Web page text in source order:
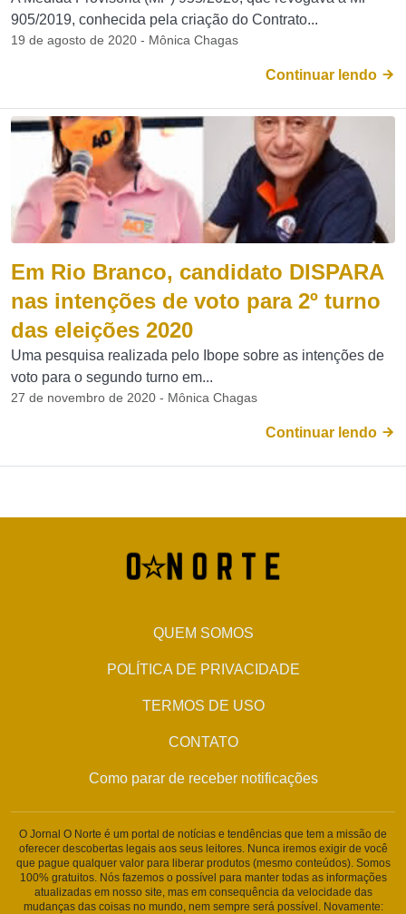
905/2019, conhecida pela criação do Contrato...
19 de agosto de 2020 - Mônica Chagas
Continuar lendo
Em Rio Branco, candidato DISPARA
nas intenções de voto para 2º turno
das eleições 2020
Uma pesquisa realizada pelo Ibope sobre as intenções de
voto para o segundo turno em...
27 de novembro de 2020 - Mônica Chagas
Continuar lendo
QUEM SOMOS
POLÍTICA DE PRIVACIDADE
TERMOS DE USO
CONTATO
Como parar de receber notificações
O Jornal O Norte é um portal de notícias e tendências que tem a missão de
oferecer descobertas legais aos seus leitores. Nunca iremos exigir de você
que pague qualquer valor para liberar produtos (mesmo conteúdos). Somos
100% gratuitos. Nós fazemos o possível para manter todas as informações
atualizadas em nosso site, mas em consequência da velocidade das
mudanças das coisas no mundo, nem sempre será possível. Novamente: